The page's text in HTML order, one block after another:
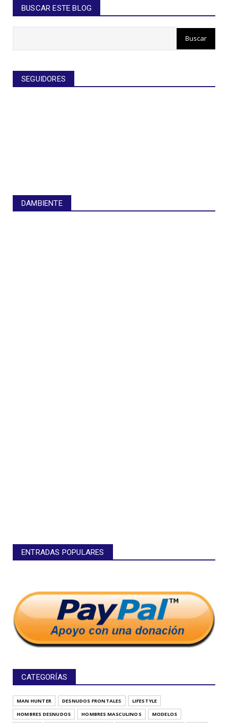
BUSCAR ESTE BLOG
SEGUIDORES
DAMBIENTE
ENTRADAS POPULARES
CATEGORÍAS
MAN HUNTER DESNUDOS FRONTALES
LIFESTYLE
HOMBRES DESNUDOS
HOMBRES MASCULINOS
MODELOS